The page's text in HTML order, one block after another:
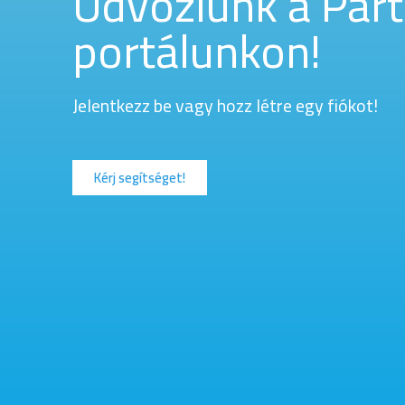
portálunkon!
Jelentkezz be vagy hozz létre egy fiókot!
Kérj segítséget!